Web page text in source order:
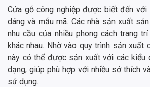
Cửa gỗ công nghiệp được biết đến
dáng và mẫu mã. Các nhà sản xuất
nhu cầu của nhiều phong cách trang
khác nhau. Nhờ vào quy trình sản xuất
này có thể được sản xuất với các kiểu
dạng, giúp phù hợp với nhiều sở thích
sử dụng.